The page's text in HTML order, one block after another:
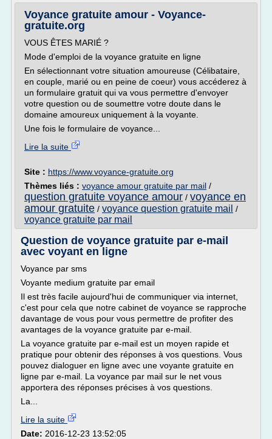
Voyance gratuite amour - Voyance-
gratuite.org
VOUS ÊTES MARIÉ ?
Mode d'emploi de la voyance gratuite en ligne
En sélectionnant votre situation amoureuse (Célibataire,
en couple, marié ou en peine de coeur) vous accéderez à
un formulaire gratuit qui va vous permettre d'envoyer
votre question ou de soumettre votre doute dans le
domaine amoureux uniquement à la voyante.
Une fois le formulaire de voyance...
Lire la suite
Site : https://www.voyance-gratuite.org
Thèmes liés : voyance amour gratuite par mail /
question gratuite voyance amour / voyance en
amour gratuite / voyance question gratuite mail /
voyance gratuite par mail
Question de voyance gratuite par e-mail
avec voyant en ligne
Voyance par sms
Voyante medium gratuite par email
Il est très facile aujourd'hui de communiquer via internet,
c'est pour cela que notre cabinet de voyance se rapproche
davantage de vous pour vous permettre de profiter des
avantages de la voyance gratuite par e-mail.
La voyance gratuite par e-mail est un moyen rapide et
pratique pour obtenir des réponses à vos questions. Vous
pouvez dialoguer en ligne avec une voyante gratuite en
ligne par e-mail. La voyance par mail sur le net vous
apportera des réponses précises à vos questions.
La...
Lire la suite
Date: 2016-12-23 13:52:05